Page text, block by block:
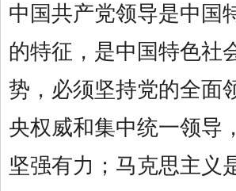
中国共产党领导是中国
的特征，是中国特色社
势，必须坚持党的全面
央权威和集中统一领导
坚强有力；马克思主义